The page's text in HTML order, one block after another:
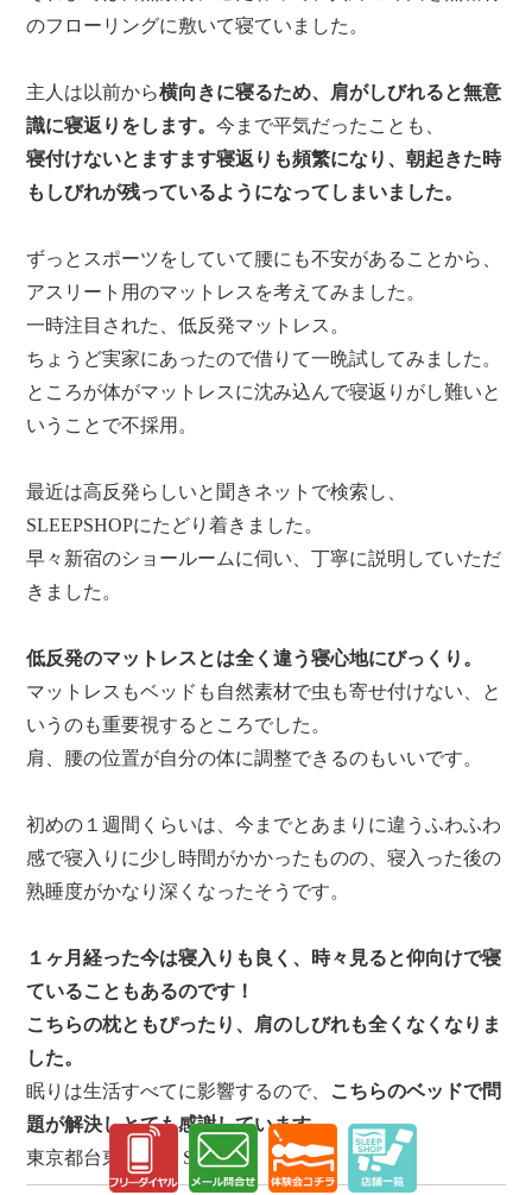
のフローリングに敷いて寝ていました。
主人は以前から横向きに寝るため、肩がしびれると無意
識に寝返りをします。 今まで平気だったことも、
寝付けないとますます寝返りも頻繁になり、朝起きた時
もしびれが残っているようになってしまいました。
ずっとスポーツをしていて腰にも不安があることから、
アスリート用のマットレスを考えてみました。
一時注目された、低反発マットレス。
ちょうど実家にあったので借りて一晩試してみました。
ところが体がマットレスに沈み込んで寝返りがし難いと
いうことで不採用。
最近は高反発らしいと聞きネットで検索し、
SLEEPSHOPにたどり着きました。
早々新宿のショールームに伺い、丁寧に説明していただ
きました。
低反発のマットレスとは全く違う寝心地にびっくり。
マットレスもベッドも自然素材で虫も寄せ付けない、と
いうのも重要視するところでした。
肩、腰の位置が自分の体に調整できるのもいいです。
初めの１週間くらいは、今までとあまりに違うふわふわ
感で寝入りに少し時間がかかったものの、寝入った後の
熟睡度がかなり深くなったそうです。
１ヶ月経った今は寝入りも良く、時々見ると仰向けで寝
ていることもあるのです！
こちらの枕ともぴったり、肩のしびれも全くなくなりま
した。
眠りは生活すべてに影響するので、
こちらのベッドで問
題が解決しとても感謝しています。
東京都台東区在住 SK様